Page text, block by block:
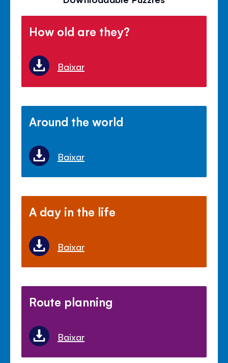
How old are they?
Baixar
Around the world
Baixar
A day in the life
Baixar
Route planning
Baixar